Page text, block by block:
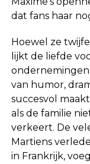
dat fans haar
Hoewel ze
lijkt de liefde
ondernemingen
van humor,
succesvol
als de familie
verkeert. De
Martiens
in Frankrijk,